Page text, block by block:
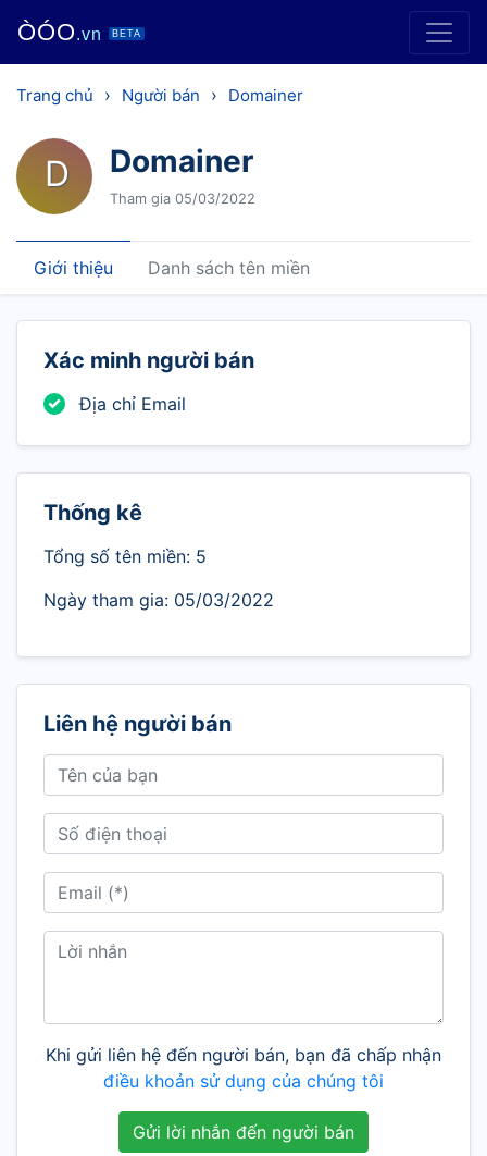
ÒÓO.vn BETA
Trang chủ › Người bán › Domainer
D Domainer
Tham gia 05/03/2022
Giới thiệu Danh sách tên miền
Xác minh người bán
Địa chỉ Email
Thống kê
Tổng số tên miền: 5
Ngày tham gia: 05/03/2022
Liên hệ người bán
Khi gửi liên hệ đến người bán, bạn đã chấp nhận
điều khoản sử dụng của chúng tôi
Gửi lời nhắn đến người bán